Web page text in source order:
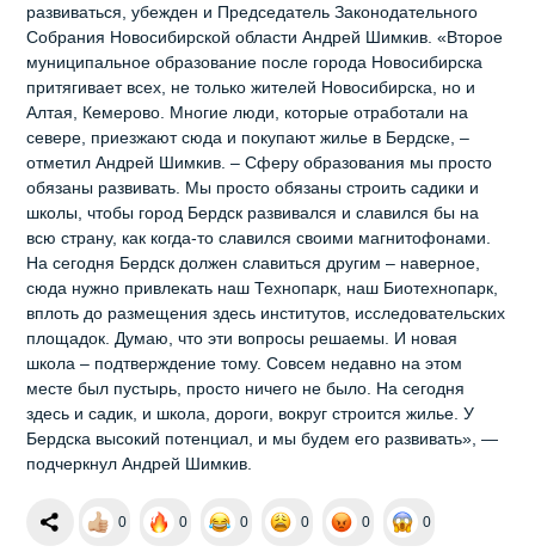
развиваться, убежден и Председатель Законодательного
Собрания Новосибирской области Андрей Шимкив. «Второе
муниципальное образование после города Новосибирска
притягивает всех, не только жителей Новосибирска, но и
Алтая, Кемерово. Многие люди, которые отработали на
севере, приезжают сюда и покупают жилье в Бердске, –
отметил Андрей Шимкив. – Сферу образования мы просто
обязаны развивать. Мы просто обязаны строить садики и
школы, чтобы город Бердск развивался и славился бы на
всю страну, как когда-то славился своими магнитофонами.
На сегодня Бердск должен славиться другим – наверное,
сюда нужно привлекать наш Технопарк, наш Биотехнопарк,
вплоть до размещения здесь институтов, исследовательских
площадок. Думаю, что эти вопросы решаемы. И новая
школа – подтверждение тому. Совсем недавно на этом
месте был пустырь, просто ничего не было. На сегодня
здесь и садик, и школа, дороги, вокруг строится жилье. У
Бердска высокий потенциал, и мы будем его развивать», —
подчеркнул Андрей Шимкив.
0 0 0 0 0 0